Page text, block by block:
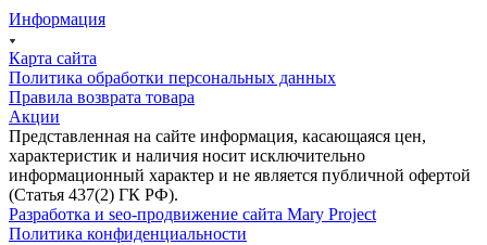
Информация
Карта сайта
Политика обработки персональных данных
Правила возврата товара
Акции
Представленная на сайте информация, касающаяся цен,
характеристик и наличия носит исключительно
информационный характер и не является публичной офертой
(Статья 437(2) ГК РФ).
Разработка и seo-продвижение сайта Mary Project
Политика конфиденциальности